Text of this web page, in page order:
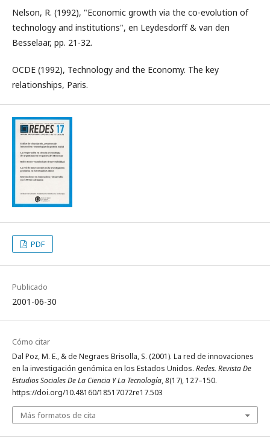
Nelson, R. (1992), "Economic growth via the co-evolution of
technology and institutions", en Leydesdorff & van den
Besselaar, pp. 21-32.
OCDE (1992), Technology and the Economy. The key
relationships, Paris.
PDF
Publicado
2001-06-30
Cómo citar
Dal Poz, M. E., & de Negraes Brisolla, S. (2001). La red de innovaciones
en la investigación genómica en los Estados Unidos. Redes. Revista De
Estudios Sociales De La Ciencia Y La Tecnología,8(17), 127–150.
https://doi.org/10.48160/18517072re17.503
Más formatos de cita